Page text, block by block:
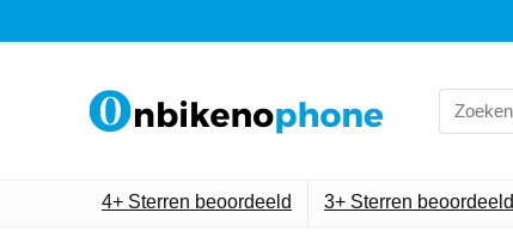
Search
for:
4+ Sterren beoordeeld 3+ Sterren beoordeeld